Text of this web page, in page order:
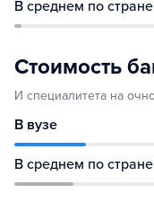
В среднем по стране
Стоимость
И специалитета на
В вузе
В среднем по стране